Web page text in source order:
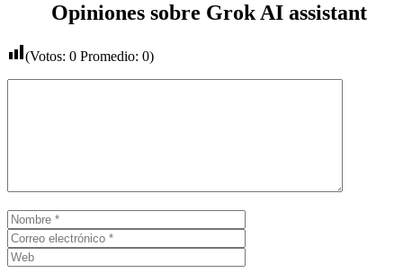
Opiniones sobre Grok AI assistant
(Votos: 0 Promedio: 0)
Nombre
electrónico